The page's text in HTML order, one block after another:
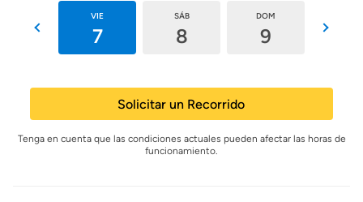
VIE
7
SÁB
8
DOM
9
Solicitar un Recorrido
Tenga en cuenta que las condiciones actuales pueden afectar las horas de
funcionamiento.